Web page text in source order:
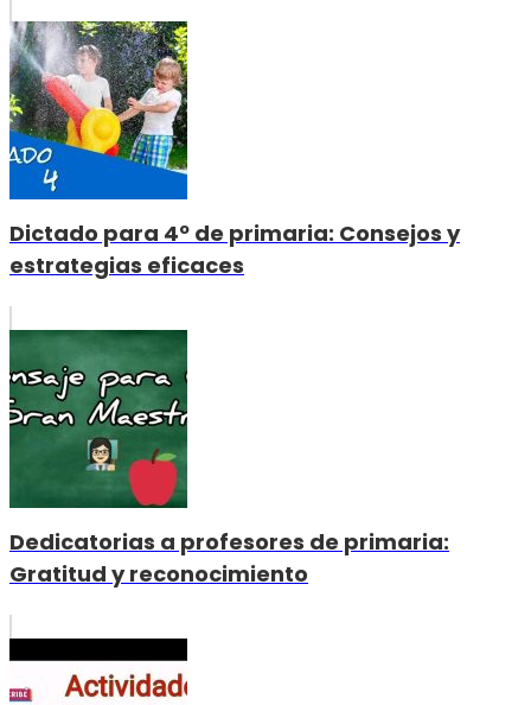
Dictado para 4º de primaria: Consejos y
estrategias eficaces
Dedicatorias a profesores de primaria:
Gratitud y reconocimiento